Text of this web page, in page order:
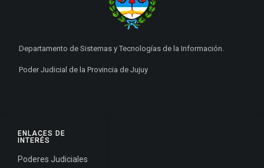
ENLACES DE
INTERÉS
Poderes Judiciales
Departamento de Sistemas y Tecnologías de la Información.
Poder Judicial de la Provincia de Jujuy